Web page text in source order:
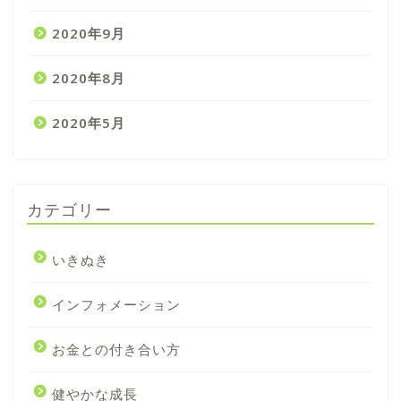
2020年9月
2020年8月
2020年5月
カテゴリー
いきぬき
インフォメーション
お金との付き合い方
健やかな成長
プライバシーポリシー